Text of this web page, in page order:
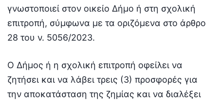
γνωστοποιεί στον οικείο Δήμο ή στη σχολική
επιτροπή, σύμφωνα με τα οριζόμενα στο άρθρο
28 του ν. 5056/2023.
Ο Δήμος ή η σχολική επιτροπή οφείλει να
ζητήσει και να λάβει τρεις (3) προσφορές για
την αποκατάσταση της ζημίας και να διαλέξει